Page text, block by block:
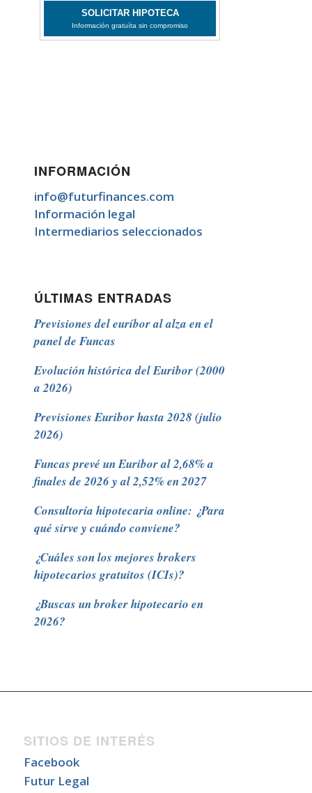
INFORMACIÓN
info@futurfinances.com
Información legal
Intermediarios seleccionados
ÚLTIMAS ENTRADAS
Previsiones del euríbor al alza en el
panel de Funcas
Evolución histórica del Euribor (2000
a 2026)
Previsiones Euribor hasta 2028 (julio
2026)
Funcas prevé un Euribor al 2,68% a
finales de 2026 y al 2,52% en 2027
Consultoría hipotecaria online: ¿Para
qué sirve y cuándo conviene?
¿Cuáles son los mejores brokers
hipotecarios gratuitos (ICIs)?
¿Buscas un broker hipotecario en
2026?
SITIOS DE INTERÉS
Facebook
Futur Legal